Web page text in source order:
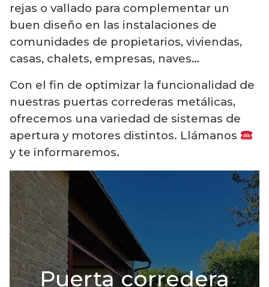
rejas o vallado para complementar un
buen diseño en las instalaciones de
comunidades de propietarios, viviendas,
casas, chalets, empresas, naves…
Con el fin de optimizar la funcionalidad de
nuestras puertas correderas metálicas,
ofrecemos una variedad de sistemas de
apertura y motores distintos. Llámanos
y te informaremos.
Puerta corredera